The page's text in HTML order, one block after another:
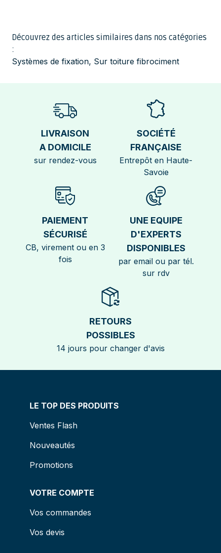
Découvrez des articles similaires dans nos catégories
:
Systèmes de fixation, Sur toiture fibrociment
LIVRAISON
A DOMICILE
sur rendez-vous
SOCIÉTÉ
FRANÇAISE
Entrepôt en Haute-
Savoie
PAIEMENT
SÉCURISÉ
CB, virement ou en 3
fois
UNE EQUIPE
D'EXPERTS
DISPONIBLES
par email ou par tél.
sur rdv
RETOURS
POSSIBLES
14 jours pour changer d'avis
LE TOP DES PRODUITS
Ventes Flash
Nouveautés
Promotions
VOTRE COMPTE
Vos commandes
Vos devis